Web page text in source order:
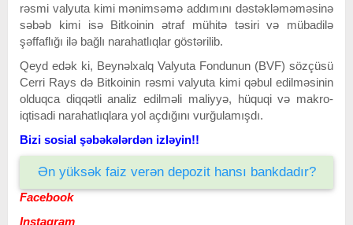
rəsmi valyuta kimi mənimsəmə addımını dəstəkləməməsinə
səbəb kimi isə Bitkoinin ətraf mühitə təsiri və mübadilə
şəffaflığı ilə bağlı narahatlıqlar göstərilib.
Qeyd edək ki, Beynəlxalq Valyuta Fondunun (BVF) sözçüsü
Cerri Rays də Bitkoinin rəsmi valyuta kimi qəbul edilməsinin
olduqca diqqətli analiz edilməli maliyyə, hüquqi və makro-
iqtisadi narahatlıqlara yol açdığını vurğulamışdı.
Bizi sosial şəbəkələrdən izləyin!!
Ən yüksək faiz verən depozit hansı bankdadır?
Facebook
Instagram